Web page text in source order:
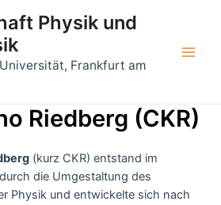
Physik und
Frankfurt am
Riedberg (CKR)
(kurz CKR) entstand im
die Umgestaltung des
Physik und entwickelte sich nach